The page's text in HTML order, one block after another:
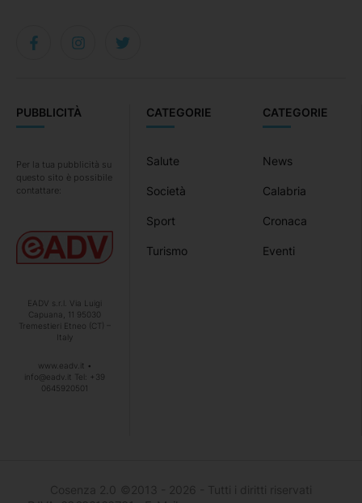
CATEGORIE
News
Calabria
Cronaca
Eventi
CATEGORIE
Salute
Società
Sport
Turismo
PUBBLICITÀ
Per la tua pubblicità su
questo sito è possibile
contattare:
EADV s.r.l. Via Luigi
Capuana, 11 95030
Tremestieri Etneo (CT) –
Italy
www.eadv.it •
info@eadv.it Tel: +39
0645920501